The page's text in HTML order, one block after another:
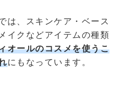
は、スキンケア・ベース
イクなどアイテムの種類
オールのコスメを使うこ
にもなっています。